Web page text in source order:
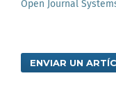
Open Journal
ENVIAR UN